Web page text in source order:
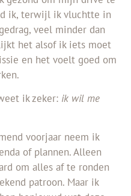
ik, terwijl ik vluchtte in
veel minder dan
het alsof ik iets moet
en het voelt goed om
ik zeker: ik wil me
voorjaar neem ik
of plannen. Alleen
om alles af te ronden
patroon. Maar ik